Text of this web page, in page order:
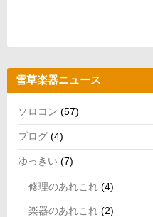
雪草楽器ニュース
ソロコン (57)
ブログ (4)
ゆっきい (7)
修理のあれこれ (4)
楽器のあれこれ (2)